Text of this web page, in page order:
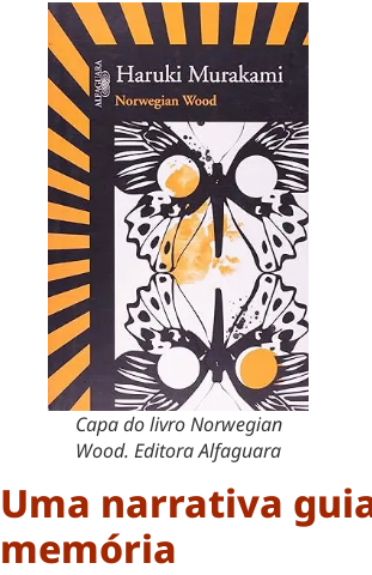
Capa do livro Norwegian
Wood. Editora Alfaguara
Uma narrativa
memória